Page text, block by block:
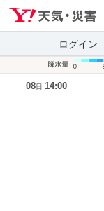
ログイン
08日 14:00